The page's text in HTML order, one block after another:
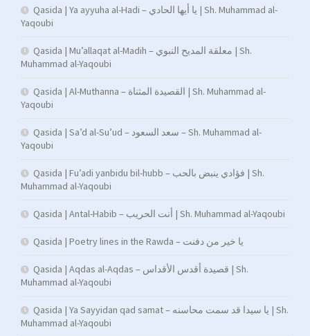
Qasida | Ya ayyuha al-Hadi – يا أيها الحادي | Sh. Muhammad al-
Yaqoubi
Qasida | Mu’allaqat al-Madih – معلقة المديح النبوي | Sh.
Muhammad al-Yaqoubi
Qasida | Al-Muthanna – القصيدة المثناة | Sh. Muhammad al-
Yaqoubi
Qasida | Sa’d al-Su’ud – سعد السعود – Sh. Muhammad al-
Yaqoubi
Qasida | Fu’adi yanbidu bil-hubb – فؤادي ينبض بالحب | Sh.
Muhammad al-Yaqoubi
Qasida | Antal-Habib – أنت الحريب | Sh. Muhammad al-Yaqoubi
Qasida | Poetry lines in the Rawda – يا خير من دفنت
Qasida | Aqdas al-Aqdas – قصيدة أقدس الأقداس | Sh.
Muhammad al-Yaqoubi
Qasida | Ya Sayyidan qad samat – يا سيدا قد سمت محاسنه | Sh.
Muhammad al-Yaqoubi